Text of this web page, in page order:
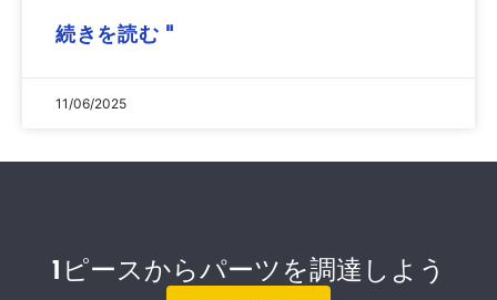
続きを読む "
11/06/2025
1ピースからパーツを調達しよう